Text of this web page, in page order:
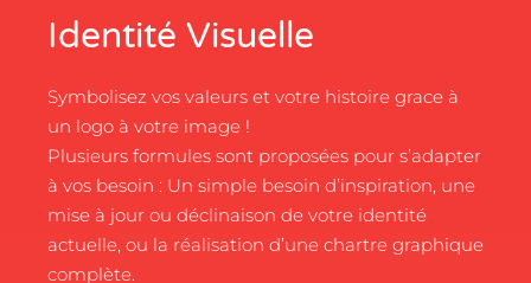
Identité Visuelle
Symbolisez vos valeurs et votre histoire grace à
un logo à votre image !
Plusieurs formules sont proposées pour s’adapter
à vos besoin : Un simple besoin d’inspiration, une
mise à jour ou déclinaison de votre identité
actuelle, ou la réalisation d’une chartre graphique
complète.